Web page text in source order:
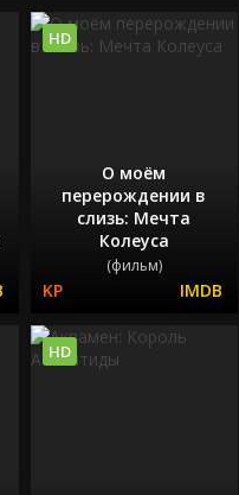
О моём
перерождении в
слизь: Мечта
Колеуса
(фильм)
HD
HD